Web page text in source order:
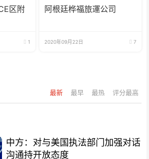
区附
1
阿根廷桦福旅運公司
2020年09月22日 7
最新 最早 最热 评分最高
中方：对与美国执法部门加强对话
沟通持开放态度